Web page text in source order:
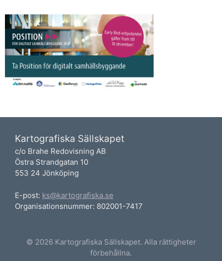
Kartografiska Sällskapet
c/o Brahe Redovisning AB
Östra Strandgatan 10
553 24 Jönköping
E-post: ks@kartografiska.se
Organisationsnummer: 802001-7417
© 2026 Kartografiska Sällskapet. Alla rättigheter
förbehållna.